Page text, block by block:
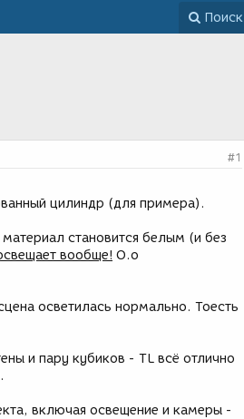
Поиск
#1
цилиндр (для примера).
становится белым (и без
вообще! О.о
осветилась нормально. Тоесть
и пару кубиков - TL всё отлично
включая освещение и камеры -